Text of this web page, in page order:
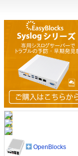
OpenBlocks